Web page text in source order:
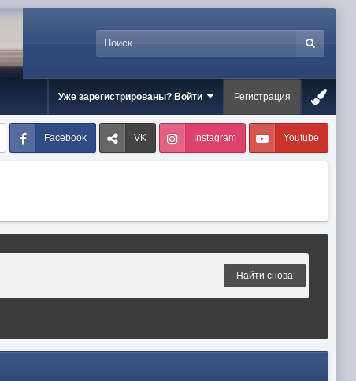
Уже зарегистрированы? Войти Регистрация
Facebook VK Instagram Youtube
Найти снова